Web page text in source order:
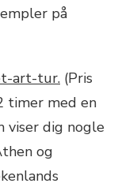
på
art-tur. (Pris
timer med en
viser dig nogle
og